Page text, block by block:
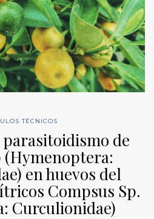
TÉCNICOS
de
(Hymenoptera:
en huevos del
Compsus Sp.
Curculionidae)